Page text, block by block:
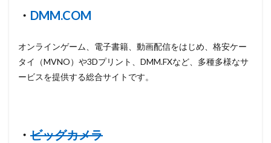
・ DMM.COM
オンラインゲーム、電子書籍、動画配信をはじめ、格安ケー
タイ（MVNO）や3Dプリント、DMM.FXなど、多種多様なサ
ービスを提供する総合サイトです。
・ ビッグカメラ